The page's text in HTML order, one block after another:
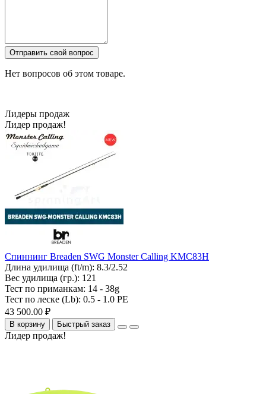
Отправить свой вопрос
Нет вопросов об этом товаре.
Лидеры продаж
Лидер продаж!
Спиннинг Breaden SWG Monster Calling KMC83H
Длина удилища (ft/m): 8.3/2.52
Вес удилища (гр.): 121
Тест по приманкам: 14 - 38g
Тест по леске (Lb): 0.5 - 1.0 PE
43 500.00 ₽
В корзину Быстрый заказ
Лидер продаж!